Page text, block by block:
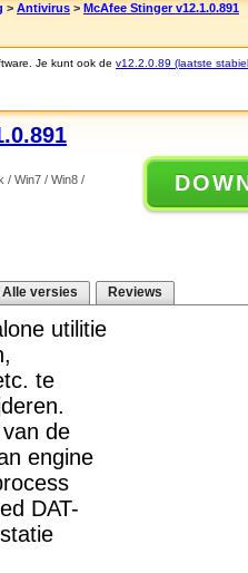
> Antivirus > McAfee Stinger v12.1.0.891
Je kunt ook de v12.2.0.89 (laatste
/ Win7 / Win8 /
Alle versies Reviews
utilitie
te
de
engine
DAT-